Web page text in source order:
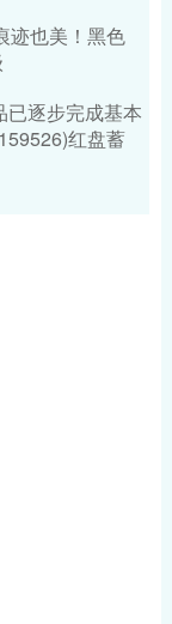
迹也美！黑色
已逐步完成基本
红盘蓄